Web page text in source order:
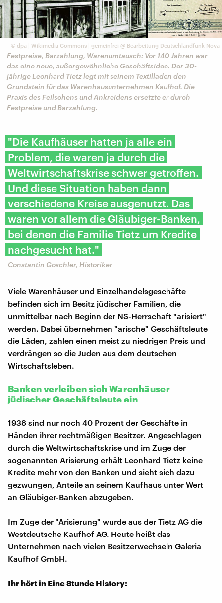
© dpa | Wikimedia Commons | gemeinfrei @ Bearbeitung Deutschlandfunk Nova
Festpreise, Barzahlung, Warenumtausch: Vor 140 Jahren war
das eine neue, außergewöhnliche Geschäftsidee. Der 30-
jährige Leonhard Tietz legt mit seinem Textilladen den
Grundstein für das Warenhausunternehmen Kaufhof. Die
Praxis des Feilschens und Ankreidens ersetzte er durch
Festpreise und Barzahlung.
"Die Kaufhäuser hatten ja alle ein
Problem, die waren ja durch die
Weltwirtschaftskrise schwer getroffen.
Und diese Situation haben dann
verschiedene Kreise ausgenutzt. Das
waren vor allem die Gläubiger-Banken,
bei denen die Familie Tietz um Kredite
nachgesucht hat."
Constantin Goschler, Historiker
Viele Warenhäuser und Einzelhandelsgeschäfte
befinden sich im Besitz jüdischer Familien, die
unmittelbar nach Beginn der NS-Herrschaft "arisiert"
werden. Dabei übernehmen "arische" Geschäftsleute
die Läden, zahlen einen meist zu niedrigen Preis und
verdrängen so die Juden aus dem deutschen
Wirtschaftsleben.
Banken verleiben sich Warenhäuser
jüdischer Geschäftsleute ein
1938 sind nur noch 40 Prozent der Geschäfte in
Händen ihrer rechtmäßigen Besitzer. Angeschlagen
durch die Weltwirtschaftskrise und im Zuge der
sogenannten Arisierung erhält Leonhard Tietz keine
Kredite mehr von den Banken und sieht sich dazu
gezwungen, Anteile an seinem Kaufhaus unter Wert
an Gläubiger-Banken abzugeben.
Im Zuge der "Arisierung" wurde aus der Tietz AG die
Westdeutsche Kaufhof AG. Heute heißt das
Unternehmen nach vielen Besitzerwechseln Galeria
Kaufhof GmbH.
Ihr hört in Eine Stunde History: